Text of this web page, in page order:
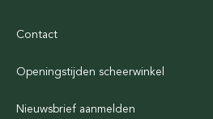
Contact
Openingstijden scheerwinkel
Nieuwsbrief aanmelden